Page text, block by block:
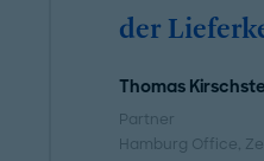
der
Thomas
Partner
Hamburg Office,